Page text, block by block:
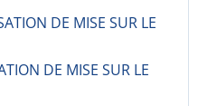
DE MISE SUR LE
DE MISE SUR LE